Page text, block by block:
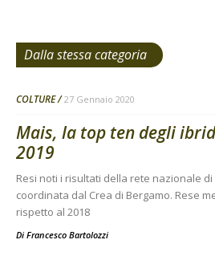
Dalla stessa categoria
COLTURE 27 Gennaio 2020
Mais, la top ten degli
2019
Resi noti i risultati della rete nazionale
coordinata dal Crea di Bergamo. Rese
rispetto al 2018
Di Francesco Bartolozzi